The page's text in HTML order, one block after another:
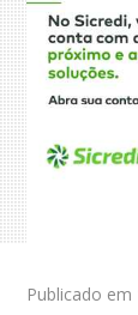
Publicado